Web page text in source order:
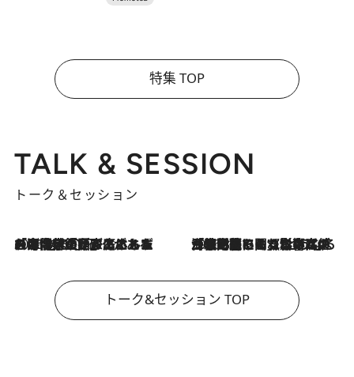
特集 TOP
TALK & SESSION
トーク＆セッション
2026.8.3
「今後値上げがあるとすれば…」「リスクがあるのは今年の冬」エネルギー専門家が語る、ホルムズ海峡封鎖が家庭にもたらす“ある心配” 2026.8.3
「住宅建てられない…」「サーチャージ料の高値が続いている」ホルムズ海峡封鎖による影響はいつまで続く？《エネルギー専門家に聞く“どうなる日本の暮らし”》
トーク&セッション TOP